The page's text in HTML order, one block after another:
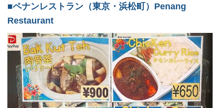
■ペナンレストラン（東京・浜松町）Penang
Restaurant